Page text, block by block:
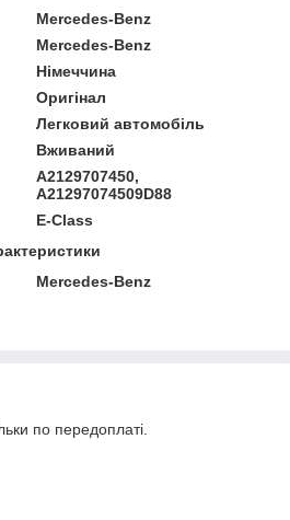
Mercedes-Benz
Mercedes-Benz
Німеччина
Оригінал
Легковий автомобіль
Вживаний
A2129707450,
A21297074509D88
E-Class
Mercedes-Benz
по передоплаті.